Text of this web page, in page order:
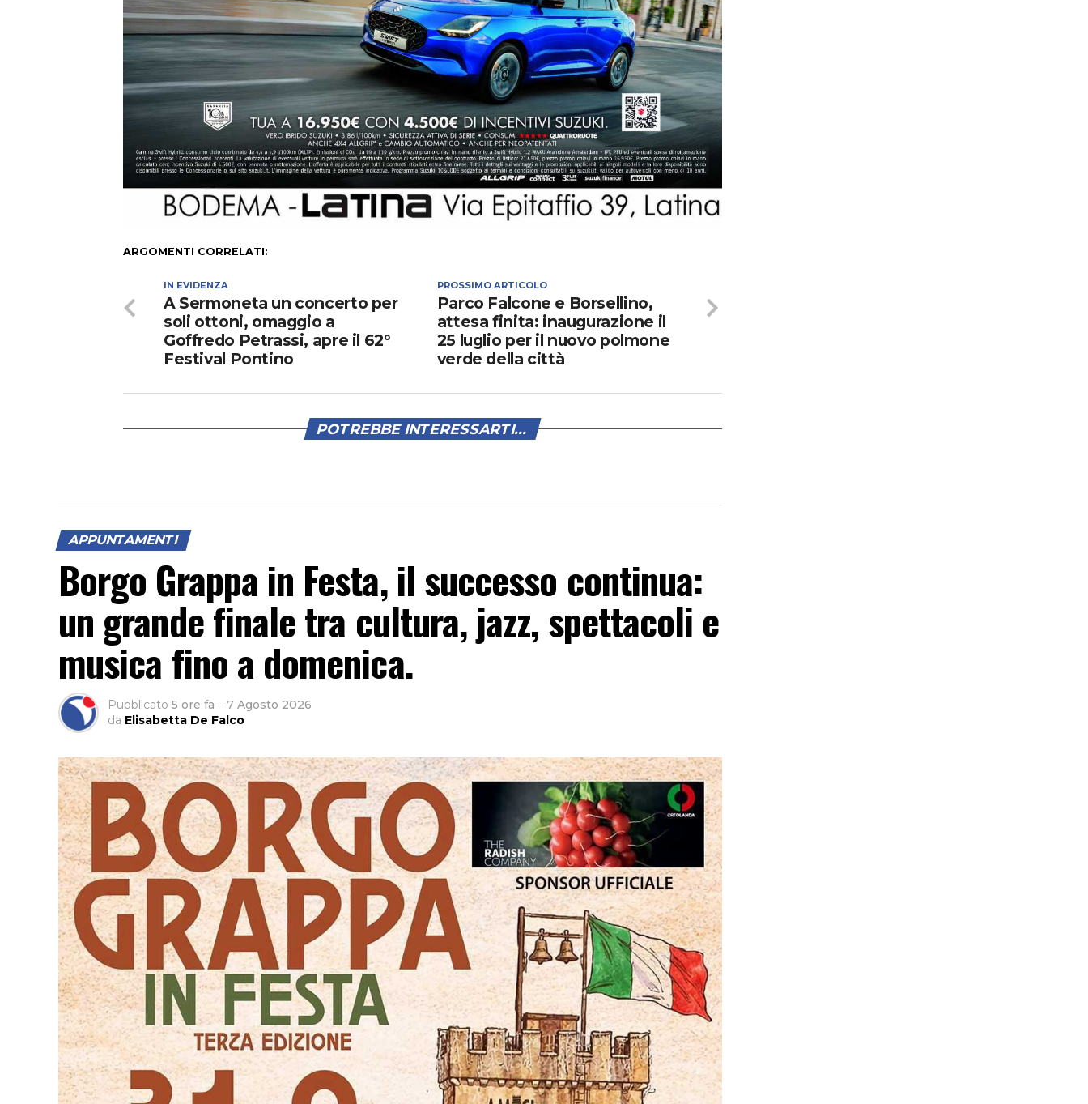
ARGOMENTI CORRELATI:
PROSSIMO ARTICOLO
Parco Falcone e Borsellino,
attesa finita: inaugurazione il
25 luglio per il nuovo polmone
verde della città
IN EVIDENZA
A Sermoneta un concerto per
soli ottoni, omaggio a
Goffredo Petrassi, apre il 62°
Festival Pontino
POTREBBE INTERESSARTI...
APPUNTAMENTI
Borgo Grappa in Festa, il successo continua:
un grande finale tra cultura, jazz, spettacoli e
musica fino a domenica.
Pubblicato 5 ore fa – 7 Agosto 2026
da Elisabetta De Falco